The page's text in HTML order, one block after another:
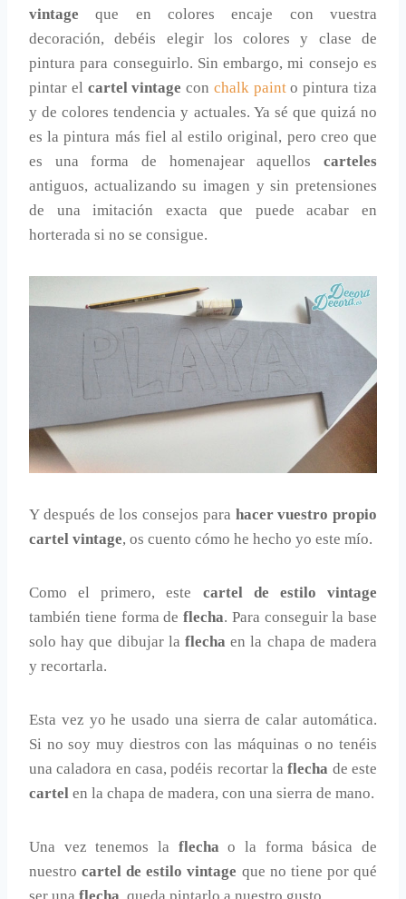
vintage que en colores encaje con vuestra
decoración, debéis elegir los colores y clase de
pintura para conseguirlo. Sin embargo, mi consejo es
pintar el cartel vintage con chalk painto pintura tiza
y de colores tendencia y actuales. Ya sé que quizá no
es la pintura más fiel al estilo original, pero creo que
es una forma de homenajear aquellos carteles
antiguos, actualizando su imagen y sin pretensiones
de una imitación exacta que puede acabar en
horterada si no se consigue.
Y después de los consejos para hacer vuestro propio
cartel vintage, os cuento cómo he hecho yo este mío.
Como el primero, este cartel de estilo vintage
también tiene forma de flecha. Para conseguir la base
solo hay que dibujar la flecha en la chapa de madera
y recortarla.
Esta vez yo he usado una sierra de calar automática.
Si no soy muy diestros con las máquinas o no tenéis
una caladora en casa, podéis recortar laflecha de este
cartel en la chapa de madera, con una sierra de mano.
Una vez tenemos la flecha o la forma básica de
nuestrocartel de estilo vintage que no tiene por qué
ser una flecha , queda pintarlo a nuestro gusto.